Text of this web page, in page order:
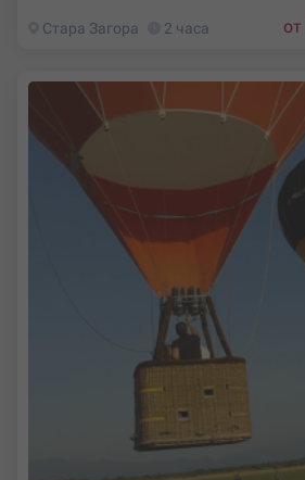
Стара Загора 2 часа от